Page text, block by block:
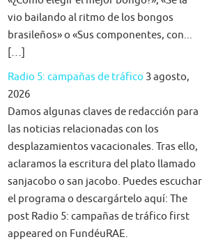
vio bailando al ritmo de los bongos
brasileños» o «Sus componentes, con...
[…]
Radio 5: campañas de tráfico 3 agosto,
2026
Damos algunas claves de redacción para
las noticias relacionadas con los
desplazamientos vacacionales. Tras ello,
aclaramos la escritura del plato llamado
sanjacobo o san jacobo. Puedes escuchar
el programa o descargártelo aquí: The
post Radio 5: campañas de tráfico first
appeared on FundéuRAE.